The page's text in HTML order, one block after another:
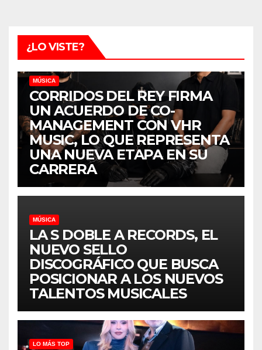
¿LO VISTE?
MÚSICA
CORRIDOS DEL REY FIRMA
UN ACUERDO DE CO-
MANAGEMENT CON VHR
MUSIC, LO QUE REPRESENTA
UNA NUEVA ETAPA EN SU
CARRERA
MÚSICA
LA S DOBLE A RECORDS, EL
NUEVO SELLO
DISCOGRÁFICO QUE BUSCA
POSICIONAR A LOS NUEVOS
TALENTOS MUSICALES
LO MÁS TOP